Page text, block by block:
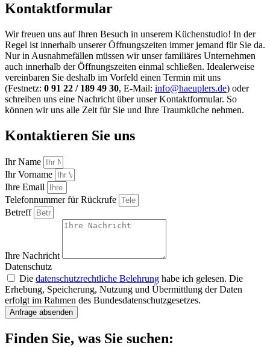
Kontaktformular
Wir freuen uns auf Ihren Besuch in unserem Küchenstudio! In der
Regel ist innerhalb unserer Öffnungszeiten immer jemand für Sie da.
Nur in Ausnahmefällen müssen wir unser familiäres Unternehmen
auch innerhalb der Öffnungszeiten einmal schließen. Idealerweise
vereinbaren Sie deshalb im Vorfeld einen Termin mit uns
(Festnetz: 0 91 22 / 189 49 30, E-Mail: info@haeuplers.de) oder
schreiben uns eine Nachricht über unser Kontaktformular. So
können wir uns alle Zeit für Sie und Ihre Traumküche nehmen.
Kontaktieren Sie uns
Ihr Name
Ihr Vorname
Ihre Email
Telefonnummer für Rückrufe
Betreff
Ihre Nachricht
Datenschutz
Die datenschutzrechtliche Belehrung habe ich gelesen. Die
Erhebung, Speicherung, Nutzung und Übermittlung der Daten
erfolgt im Rahmen des Bundesdatenschutzgesetzes.
Anfrage absenden
Finden Sie, was Sie suchen: